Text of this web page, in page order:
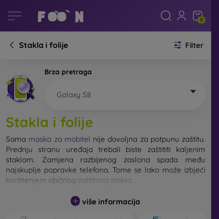
0
Stakla i folije Filter
Brza pretraga
Galaxy S8
Stakla i folije
Sama maska za mobitel nije dovoljna za potpunu zaštitu.
Prednju stranu uređaja trebali biste zaštititi kaljenim
staklom. Zamjena razbijenog zaslona spada među
najskuplje popravke telefona. Tome se lako može izbjeći
korištenjem običnog zaštitnog stakla
Nerazbijivo staklo za mobitel ne postoji, ali u većini
više informacija